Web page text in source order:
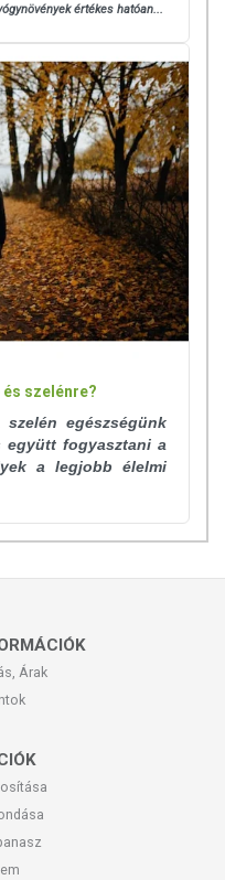
értékes hatóan...
szelénre?
egészségünk
együtt fogyasztani a
a legjobb élelmi
Árak